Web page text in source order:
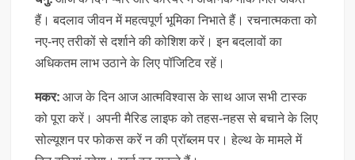
हैं। बदलाव जीवन में महत्वपूर्ण भूमिका निभाते हैं। रचनात्मकता को
नए-नए तरीकों से दर्शाने की कोशिश करें। इन बदलावों का
अधिकतम लाभ उठाने के लिए पॉजिटिव रहें।
मकर: आज के दिन आज आत्मविश्वास के साथ आज सभी टास्क
को पूरा करें। अपनी मैरिड लाइफ को तहस-नहस से बचाने के लिए
सोल्यूशन पर फोकस करें न की प्रॉब्लम पर। हेल्थ के मामले में